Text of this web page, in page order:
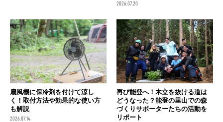
2026.07.20
扇風機に保冷剤を付けて涼し
く！取付方法や効果的な使い方
も解説
2026.07.14
再び能登へ！木立を抜ける道は
どうなった？能登の里山での森
づくりサポーターたちの活動を
リポート